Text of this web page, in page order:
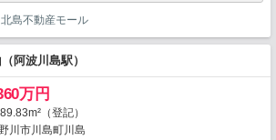
島不動産モール
阿波川島駅）
万円
（登記）
川市川島町川島